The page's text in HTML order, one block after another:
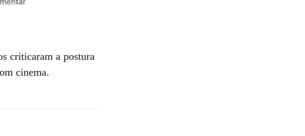
criticaram a postura
cinema.